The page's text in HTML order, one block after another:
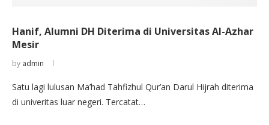
Hanif, Alumni DH Diterima di Universitas Al-Azhar
Mesir
by admin
Satu lagi lulusan Ma’had Tahfizhul Qur’an Darul Hijrah diterima
di univeritas luar negeri. Tercatat…